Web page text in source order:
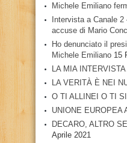
Michele Emiliano
Intervista a Canale
accuse di Mario
Ho denunciato il
Michele Emiliano 15
LA MIA
LA VERITÀ È NEI
O TI ALLINEI O TI
UNIONE EUROPEA
DECARO, ALTRO
Aprile 2021